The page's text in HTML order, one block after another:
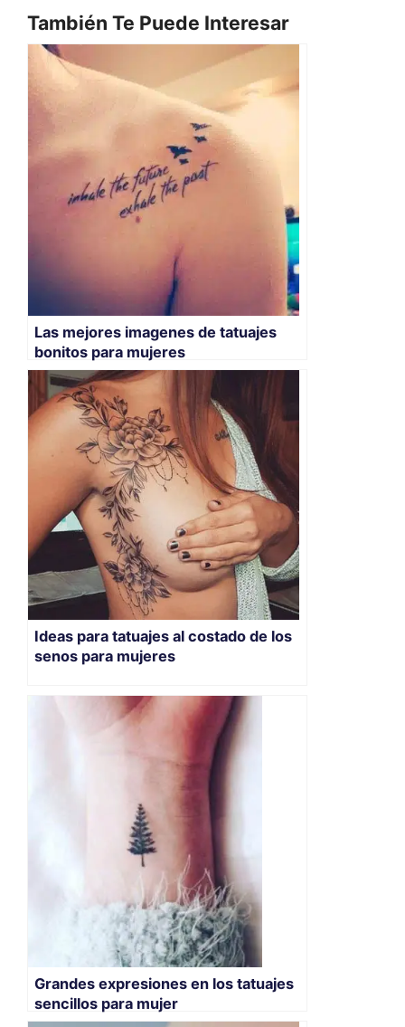
También Te Puede Interesar
Las mejores imagenes de tatuajes
bonitos para mujeres
Ideas para tatuajes al costado de los
senos para mujeres
Grandes expresiones en los tatuajes
sencillos para mujer